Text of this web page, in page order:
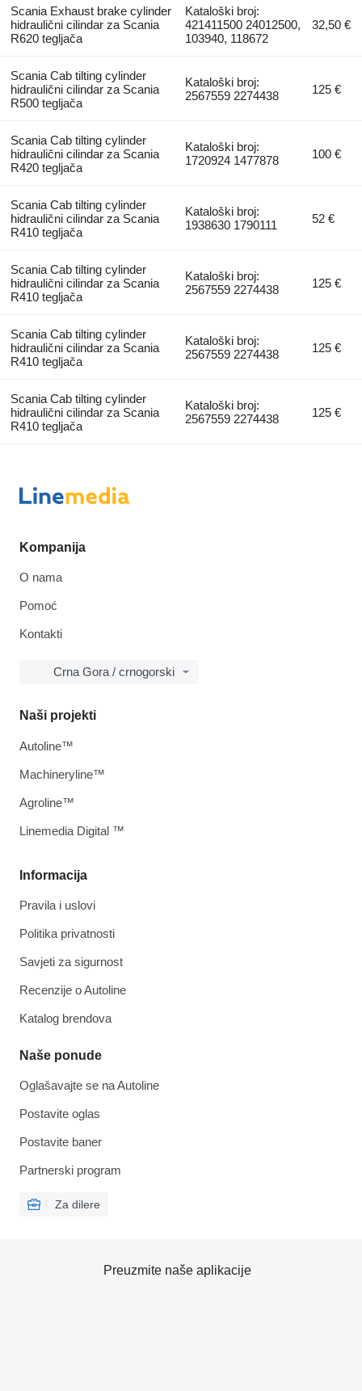
Scania Exhaust brake cylinder
hidraulični cilindar za Scania
R620 tegljača
Kataloški broj:
421411500 24012500,
103940, 118672
32,50 €
Scania Cab tilting cylinder
hidraulični cilindar za Scania
R500 tegljača
Kataloški broj:
2567559 2274438
125 €
Scania Cab tilting cylinder
hidraulični cilindar za Scania
R420 tegljača
Kataloški broj:
1720924 1477878
100 €
Scania Cab tilting cylinder
hidraulični cilindar za Scania
R410 tegljača
Kataloški broj:
1938630 1790111
52 €
Scania Cab tilting cylinder
hidraulični cilindar za Scania
R410 tegljača
Kataloški broj:
2567559 2274438
125 €
Scania Cab tilting cylinder
hidraulični cilindar za Scania
R410 tegljača
Kataloški broj:
2567559 2274438
125 €
Scania Cab tilting cylinder
hidraulični cilindar za Scania
R410 tegljača
Kataloški broj:
2567559 2274438
125 €
Kompanija
O nama
Pomoć
Kontakti
Crna Gora / crnogorski
Informacija
Pravila i uslovi
Politika privatnosti
Savjeti za sigurnost
Recenzije o Autoline
Katalog brendova
Naše ponude
Oglašavajte se na Autoline
Postavite oglas
Postavite baner
Partnerski program
Za dilere
Naši projekti
Autoline™
Machineryline™
Agroline™
Linemedia Digital ™
Preuzmite naše aplikacije